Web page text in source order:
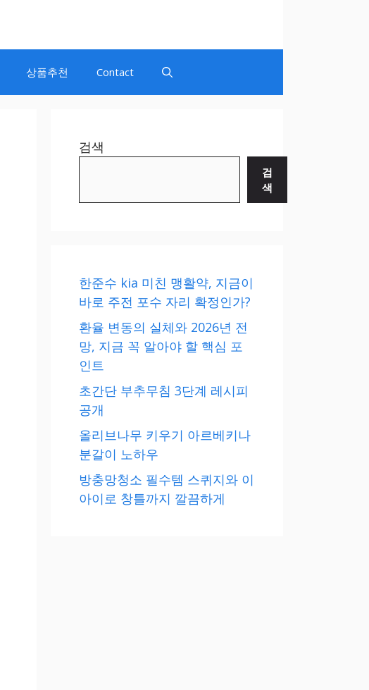
상품추천 Contact
검색
검
색
한준수 kia 미친 맹활약, 지금이
바로 주전 포수 자리 확정인가?
환율 변동의 실체와 2026년 전
망, 지금 꼭 알아야 할 핵심 포
인트
초간단 부추무침 3단계 레시피
공개
올리브나무 키우기 아르베키나
분갈이 노하우
방충망청소 필수템 스퀴지와 이
아이로 창틀까지 깔끔하게